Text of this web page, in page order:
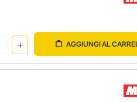
AGGIUNGI AL